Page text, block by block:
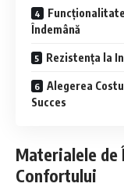
Îndemână
Rezistența la
Alegerea
Succes
Materialele de
Confortului